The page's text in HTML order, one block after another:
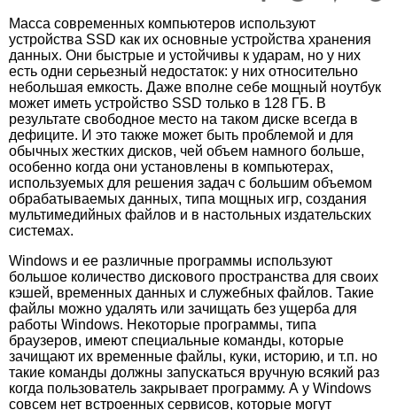
Масса современных компьютеров используют
устройства SSD как их основные устройства хранения
данных. Они быстрые и устойчивы к ударам, но у них
есть одни серьезный недостаток: у них относительно
небольшая емкость. Даже вполне себе мощный ноутбук
может иметь устройство SSD только в 128 ГБ. В
результате свободное место на таком диске всегда в
дефиците. И это также может быть проблемой и для
обычных жестких дисков, чей объем намного больше,
особенно когда они установлены в компьютерах,
используемых для решения задач с большим объемом
обрабатываемых данных, типа мощных игр, создания
мультимедийных файлов и в настольных издательских
системах.
Windows и ее различные программы используют
большое количество дискового пространства для своих
кэшей, временных данных и служебных файлов. Такие
файлы можно удалять или зачищать без ущерба для
работы Windows. Некоторые программы, типа
браузеров, имеют специальные команды, которые
зачищают их временные файлы, куки, историю, и т.п. но
такие команды должны запускаться вручную всякий раз
когда пользователь закрывает программу. А у Windows
совсем нет встроенных сервисов, которые могут